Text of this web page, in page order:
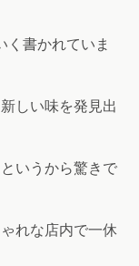
く書かれていま
しい味を発見出
いうから驚きで
れな店内で一休